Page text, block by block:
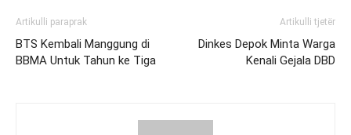
Artikulli paraprak
BTS Kembali Manggung di
BBMA Untuk Tahun ke Tiga
Artikulli tjetër
Dinkes Depok Minta Warga
Kenali Gejala DBD